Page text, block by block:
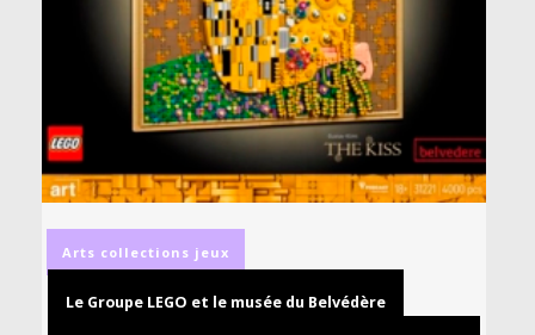
Arts collections jeux
Le Groupe LEGO et le musée du Belvédère